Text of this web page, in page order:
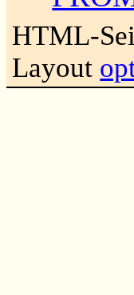
HTML-
Layout